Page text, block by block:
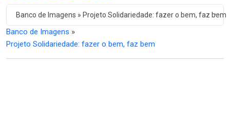
Banco de Imagens » Projeto Solidariedade: fazer o bem, faz bem
Banco de Imagens »
Projeto Solidariedade: fazer o bem, faz bem